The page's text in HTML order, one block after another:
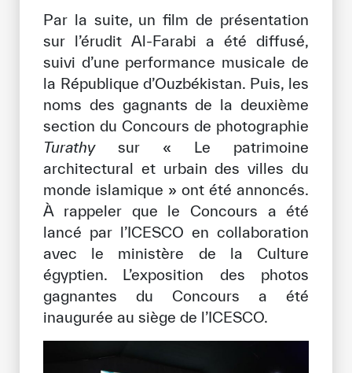
Par la suite, un film de présentation
sur l’érudit Al-Farabi a été diffusé,
suivi d’une performance musicale de
la République d’Ouzbékistan. Puis, les
noms des gagnants de la deuxième
section du Concours de photographie
Turathysur « Le patrimoine
architectural et urbain des villes du
monde islamique » ont été annoncés.
À rappeler que le Concours a été
lancé par l’ICESCO en collaboration
avec le ministère de la Culture
égyptien. L’exposition des photos
gagnantes du Concours a été
inaugurée au siège de l’ICESCO.